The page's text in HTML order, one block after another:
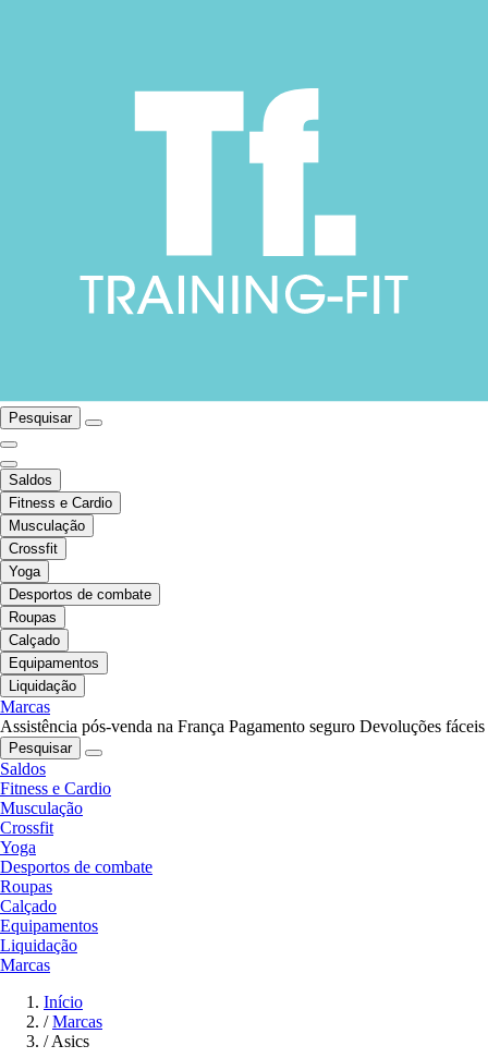
Pesquisar
Saldos
Fitness e Cardio
Musculação
Crossfit
Yoga
Desportos de combate
Roupas
Calçado
Equipamentos
Liquidação
Marcas
Assistência pós-venda na França Pagamento seguro Devoluções fáceis
Pesquisar
Saldos
Fitness e Cardio
Musculação
Crossfit
Yoga
Desportos de combate
Roupas
Calçado
Equipamentos
Liquidação
Marcas
Início
/ Marcas
/Asics